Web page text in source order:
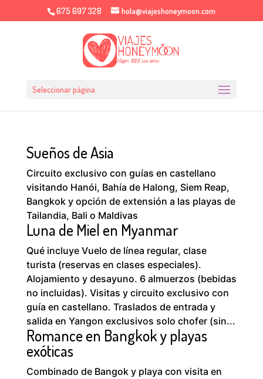
675 697 328 hola@viajeshoneymoon.com
Seleccionar página
Sueños de Asia
Circuito exclusivo con guías en castellano
visitando Hanói, Bahía de Halong, Siem Reap,
Bangkok y opción de extensión a las playas de
Tailandia, Bali o Maldivas
Luna de Miel en Myanmar
Qué incluye Vuelo de línea regular, clase
turista (reservas en clases especiales).
Alojamiento y desayuno. 6 almuerzos (bebidas
no incluidas). Visitas y circuito exclusivo con
guía en castellano. Traslados de entrada y
salida en Yangon exclusivos solo chofer (sin...
Romance en Bangkok y playas
exóticas
Combinado de Bangok y playa con visita en